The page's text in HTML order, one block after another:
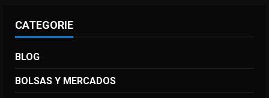
CATEGORIE
BLOG
BOLSAS Y MERCADOS